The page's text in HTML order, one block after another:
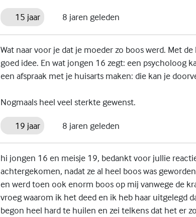
15 jaar 8 jaren geleden
Wat naar voor je dat je moeder zo boos werd. Met
goed idee. En wat jongen 16 zegt: een psycholoog
een afspraak met je huisarts maken: die kan je
Nogmaals heel veel sterkte gewenst.
19 jaar 8 jaren geleden
hi jongen 16 en meisje 19, bedankt voor jullie
achtergekomen, nadat ze al heel boos was
en werd toen ook enorm boos op mij vanwege de
vroeg waarom ik het deed en ik heb haar uitgelegd
begon heel hard te huilen en zei telkens dat het er